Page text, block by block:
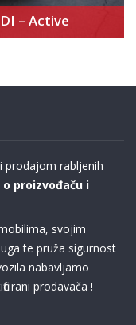
– Active
prodajom rabljenih
proizvođaču i
svojim
te pruža sigurnost
nabavljamo
prodavača !